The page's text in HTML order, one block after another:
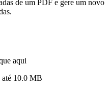
de um PDF e gere um novo
aqui
10.0 MB